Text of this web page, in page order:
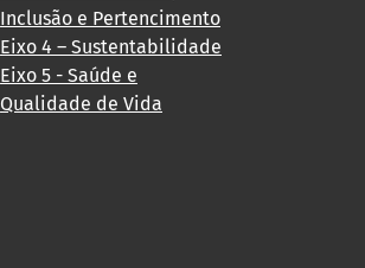
Inclusão e Pertencimento
Eixo 4 – Sustentabilidade
Eixo 5 - Saúde e
Qualidade de Vida